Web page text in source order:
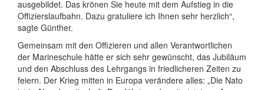
ausgebildet. Das krönen Sie heute mit dem Aufstieg in die
Offizierslaufbahn. Dazu gratuliere ich Ihnen sehr herzlich“,
sagte Günther.
Gemeinsam mit den Offizieren und allen Verantwortlichen
der Marineschule hätte er sich sehr gewünscht, das Jubiläum
und den Abschluss des Lehrgangs in friedlicheren Zeiten zu
feiern. Der Krieg mitten in Europa verändere alles: „Die Nato